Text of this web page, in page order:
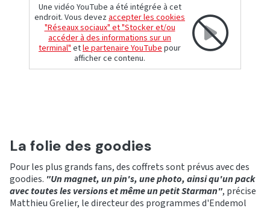
Une vidéo YouTube a été intégrée à cet
endroit. Vous devez accepter les cookies
"Réseaux sociaux" et "Stocker et/ou
accéder à des informations sur un
terminal" etle partenaire YouTube pour
afficher ce contenu.
La folie des goodies
Pour les plus grands fans, des coffrets sont prévus avec des
goodies. "Un magnet, un pin's, une photo, ainsi qu'un pack
avec toutes les versions et même un petit Starman", précise
Matthieu Grelier, le directeur des programmes d'Endemol